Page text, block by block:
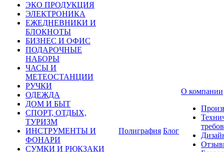
ЭКО ПРОДУКЦИЯ
ЭЛЕКТРОНИКА
ЕЖЕДНЕВНИКИ И
БЛОКНОТЫ
БИЗНЕС И ОФИС
ПОДАРОЧНЫЕ
НАБОРЫ
ЧАСЫ И
МЕТЕОСТАНЦИИ
РУЧКИ
ОДЕЖДА
ДОМ И БЫТ
СПОРТ, ОТДЫХ,
ТУРИЗМ
ИНСТРУМЕНТЫ И
ФОНАРИ
СУМКИ И РЮКЗАКИ
Полиграфия Блог
О компании